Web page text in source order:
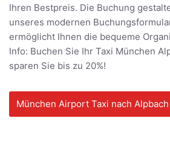
Ihren Bestpreis. Die Buchung
unseres modernen
ermöglicht Ihnen die bequeme
Info: Buchen Sie Ihr Taxi München
sparen Sie bis zu 20%!
München Airport Taxi nach